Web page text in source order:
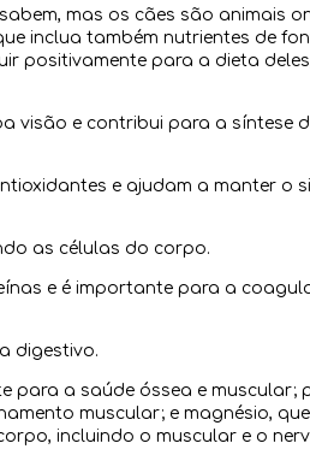
mas os cães são animais
inclua também nutrientes de
positivamente para a dieta
visão e contribui para a síntese
e ajudam a manter o
as células do corpo.
e é importante para a
digestivo.
para a saúde óssea e muscular;
muscular; e magnésio,
incluindo o muscular e o